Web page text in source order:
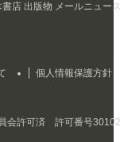
書店 出版物 メールニュー
個人情報保護方針
会許可済 許可番号